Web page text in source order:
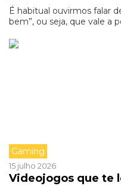
É habitual ouvirmos falar
bem”, ou seja, que vale a
Gaming
15 julho 2026
Videojogos que te